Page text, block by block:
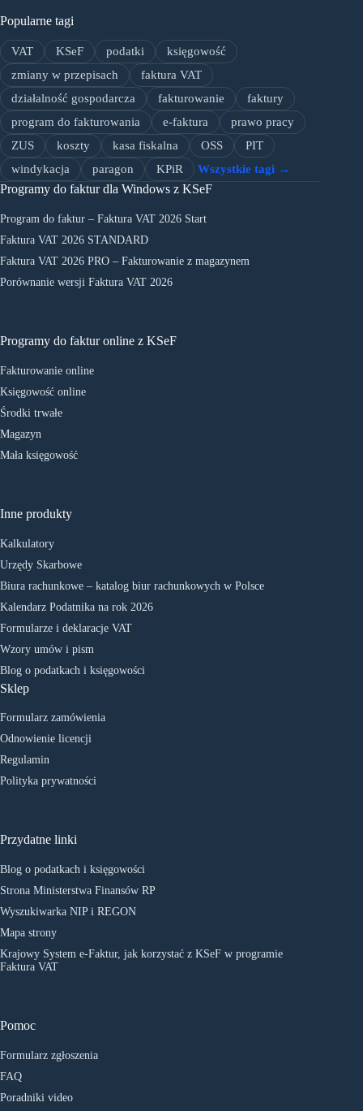
Popularne tagi
VAT KSeF podatki
księgowość
zmiany w przepisach
faktura VAT
działalność gospodarcza
fakturowanie
faktury
program do fakturowania
e-faktura
prawo pracy
ZUS
koszty kasa fiskalna OSS
PIT
windykacja
paragon KPiR Wszystkie tagi →
Programy do faktur dla Windows z KSeF
Program do faktur – Faktura VAT 2026 Start
Faktura VAT 2026 STANDARD
Faktura VAT 2026 PRO – Fakturowanie z magazynem
Porównanie wersji Faktura VAT 2026
Programy do faktur online z KSeF
Fakturowanie online
Księgowość online
Środki trwałe
Magazyn
Mała księgowość
Inne produkty
Kalkulatory
Urzędy Skarbowe
Biura rachunkowe – katalog biur rachunkowych w Polsce
Kalendarz Podatnika na rok 2026
Formularze i deklaracje VAT
Wzory umów i pism
Blog o podatkach i księgowości
Sklep
Formularz zamówienia
Odnowienie licencji
Regulamin
Polityka prywatności
Przydatne linki
Blog o podatkach i księgowości
Strona Ministerstwa Finansów RP
Wyszukiwarka NIP i REGON
Mapa strony
Krajowy System e-Faktur, jak korzystać z KSeF w programie
Faktura VAT
Pomoc
Formularz zgłoszenia
FAQ
Poradniki video